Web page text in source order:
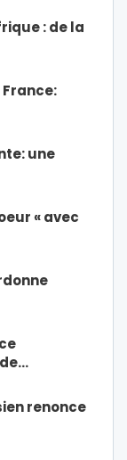
: de la
une
« avec
renonce